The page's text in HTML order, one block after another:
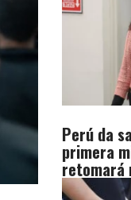
Perú da
primera
retomará